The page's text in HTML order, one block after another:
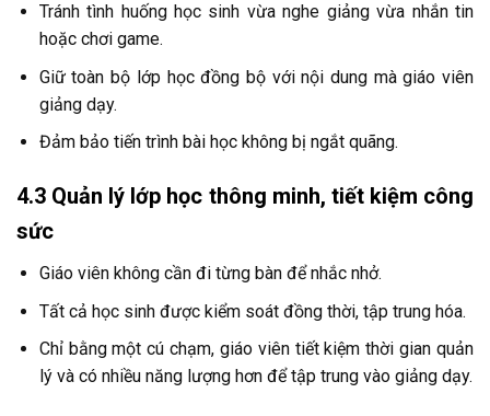
Tránh tình huống học sinh vừa nghe giảng vừa nhắn tin
hoặc chơi game.
Giữ toàn bộ lớp học đồng bộ với nội dung mà giáo viên
giảng dạy.
Đảm bảo tiến trình bài học không bị ngắt quãng.
4.3 Quản lý lớp học thông minh, tiết kiệm công
sức
Giáo viên không cần đi từng bàn để nhắc nhở.
Tất cả học sinh được kiểm soát đồng thời, tập trung hóa.
Chỉ bằng một cú chạm, giáo viên tiết kiệm thời gian quản
lý và có nhiều năng lượng hơn để tập trung vào giảng dạy.